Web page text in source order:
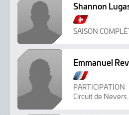
e
Shannon
B
e
l
g
e
SAISON
Emmanuel
B
e
l
g
PARTICIPATION
Circuit de